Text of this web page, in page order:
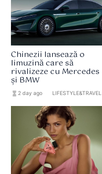
Chinezii lansează o
limuzină care să
rivalizeze cu Mercedes
și BMW
hourglass_full 2 day ago LIFESTYLE&TRAVEL